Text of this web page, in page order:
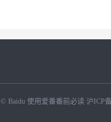
© Baidu 使用爱番番前必读 沪ICP